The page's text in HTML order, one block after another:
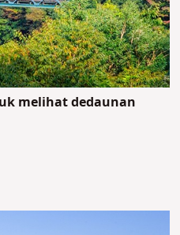
melihat dedaunan